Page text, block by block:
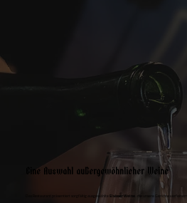
Eine Auswahl außergewöhnlicher Weine
Das Restaurant präsentiert sorgfältig ausgewählteElsässer Weine
, die unsere Gerichte verfeinern.